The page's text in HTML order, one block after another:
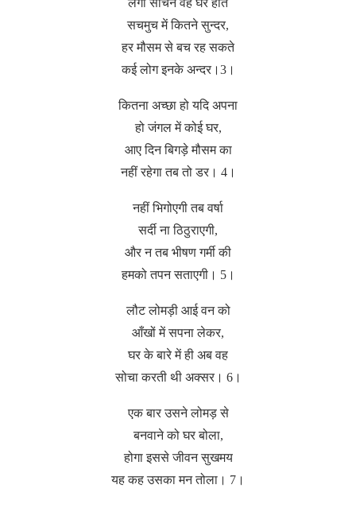
लगी सोचने वह घर होते
सचमुच में कितने सुन्दर,
हर मौसम से बच रह सकते
कई लोग इनके अन्दर।3।
कितना अच्छा हो यदि अपना
हो जंगल में कोई घर,
आए दिन बिगड़े मौसम का
नहीं रहेगा तब तो डर। 4।
नहीं भिगोएगी तब वर्षा
सर्दी ना ठिठुराएगी,
और न तब भीषण गर्मी की
हमको तपन सताएगी। 5।
लौट लोमड़ी आई वन को
आँखों में सपना लेकर,
घर के बारे में ही अब वह
सोचा करती थी अक्सर। 6।
एक बार उसने लोमड़ से
बनवाने को घर बोला,
होगा इससे जीवन सुखमय
यह कह उसका मन तोला। 7।